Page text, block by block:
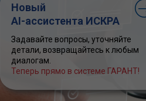
Новый
AI-ассистента ИСКРА
Задавайте вопросы, уточняйте
детали, возвращайтесь к любым
диалогам.
Теперь прямо в системе ГАРАНТ!